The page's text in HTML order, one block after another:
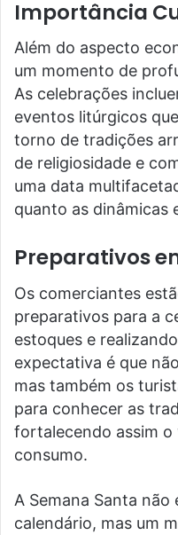
Importância
Além do aspecto
um momento de
As celebrações
eventos litúrgicos
torno de tradições
de religiosidade e
uma data
quanto as dinâmicas
Preparativos
Os comerciantes
preparativos para a
estoques e
expectativa é que
mas também os
para conhecer as
fortalecendo assim
consumo.
A Semana Santa não
calendário, mas um